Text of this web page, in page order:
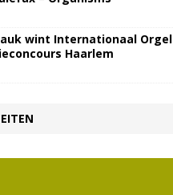
wint Internationaal Orgel
Haarlem